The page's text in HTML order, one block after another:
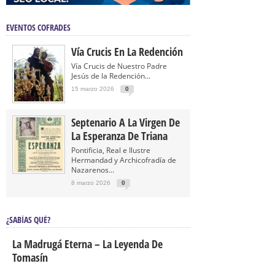
EVENTOS COFRADES
Vía Crucis En La Redención
Vía Crucis de Nuestro Padre
Jesús de la Redención...
15 marzo 2026 0
Septenario A La Virgen De
La Esperanza De Triana
Pontificia, Real e Ilustre
Hermandad y Archicofradía de
Nazarenos...
8 marzo 2026 0
¿SABÍAS QUÉ?
La Madrugá Eterna – La Leyenda De
Tomasín